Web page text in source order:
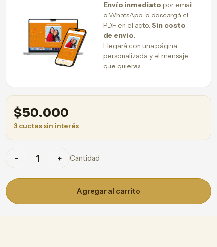
Envío inmediato por email
o WhatsApp, o descargá el
PDF en el acto. Sin costo
de envío.
Llegará con una página
personalizada y el mensaje
que quieras.
$50.000
3 cuotas sin interés
− + Cantidad
Agregar al carrito